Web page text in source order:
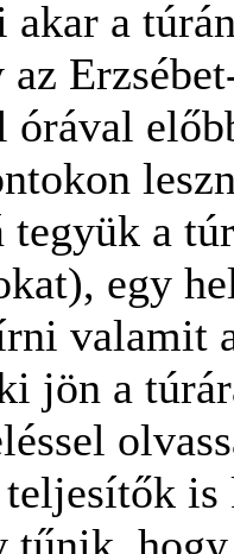
a
az
órával
tegyük a
egy
valamit
jön a
is